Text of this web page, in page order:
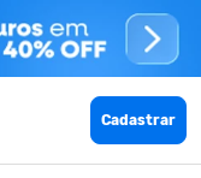
Cadastrar